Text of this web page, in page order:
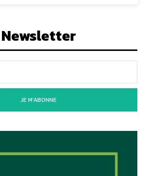
Newsletter
JE M'ABONNE